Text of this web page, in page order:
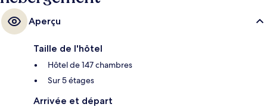
Aperçu
Taille de l'hôtel
Hôtel de 147 chambres
Sur 5 étages
Arrivée et départ